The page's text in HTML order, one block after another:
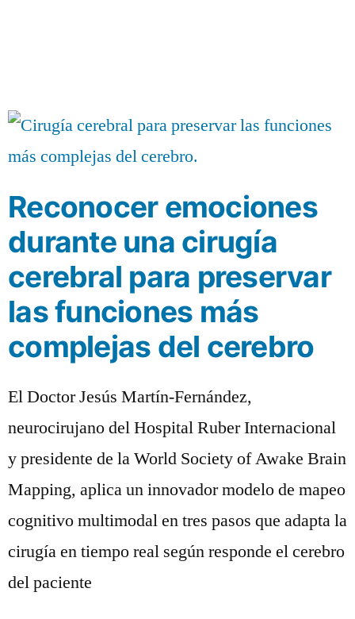
Reconocer emociones
durante una cirugía
cerebral para preservar
las funciones más
complejas del cerebro
El Doctor Jesús Martín-Fernández,
neurocirujano del Hospital Ruber Internacional
y presidente de la World Society of Awake Brain
Mapping, aplica un innovador modelo de mapeo
cognitivo multimodal en tres pasos que adapta la
cirugía en tiempo real según responde el cerebro
del paciente